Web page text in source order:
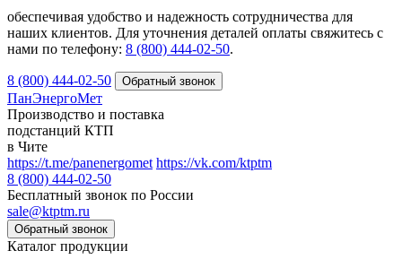
обеспечивая удобство и надежность сотрудничества для
наших клиентов. Для уточнения деталей оплаты свяжитесь с
нами по телефону: 8 (800) 444-02-50.
8 (800) 444-02-50
ПанЭнергоМет
Производство и поставка
подстанций КТП
в Чите
https://t.me/panenergomet https://vk.com/ktptm
8 (800) 444-02-50
Бесплатный звонок по России
sale@ktptm.ru
Каталог продукции